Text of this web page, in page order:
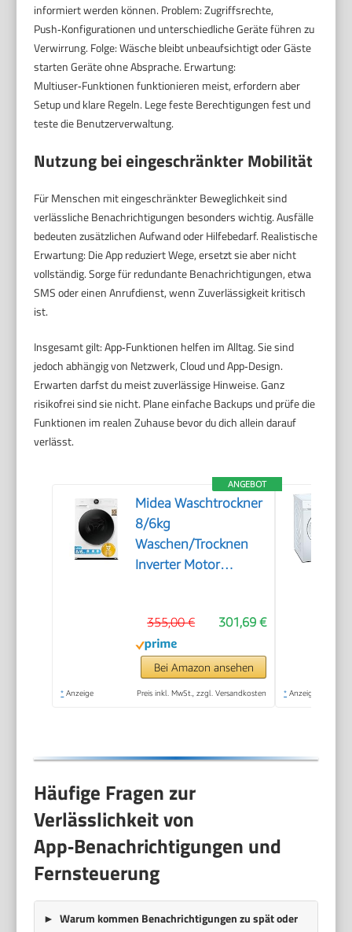
informiert werden können. Problem: Zugriffsrechte,
Push‑Konfigurationen und unterschiedliche Geräte führen zu
Verwirrung. Folge: Wäsche bleibt unbeaufsichtigt oder Gäste
starten Geräte ohne Absprache. Erwartung:
Multiuser‑Funktionen funktionieren meist, erfordern aber
Setup und klare Regeln. Lege feste Berechtigungen fest und
teste die Benutzerverwaltung.
Nutzung bei eingeschränkter Mobilität
Für Menschen mit eingeschränkter Beweglichkeit sind
verlässliche Benachrichtigungen besonders wichtig. Ausfälle
bedeuten zusätzlichen Aufwand oder Hilfebedarf. Realistische
Erwartung: Die App reduziert Wege, ersetzt sie aber nicht
vollständig. Sorge für redundante Benachrichtigungen, etwa
SMS oder einen Anrufdienst, wenn Zuverlässigkeit kritisch
ist.
Insgesamt gilt: App‑Funktionen helfen im Alltag. Sie sind
jedoch abhängig von Netzwerk, Cloud und App‑Design.
Erwarten darfst du meist zuverlässige Hinweise. Ganz
risikofrei sind sie nicht. Plane einfache Backups und prüfe die
Funktionen im realen Zuhause bevor du dich allein darauf
verlässt.
ANGEBOT
Midea Waschtrockner
8/6kg
Waschen/Trocknen
Inverter Motor
301,69 €
355,00 €
Bei Amazon ansehen
* Anzeige Preis inkl. MwSt., zzgl. Versandkosten * Anzeige
Häufige Fragen zur
Verlässlichkeit von
App‑Benachrichtigungen und
Fernsteuerung
Warum kommen Benachrichtigungen zu spät oder